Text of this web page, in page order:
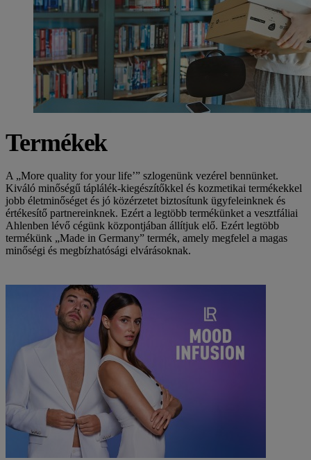
Termékek
A „More quality for your life’” szlogenünk vezérel bennünket.
Kiváló minőségű táplálék-kiegészítőkkel és kozmetikai termékekkel
jobb életminőséget és jó közérzetet biztosítunk ügyfeleinknek és
értékesítő partnereinknek. Ezért a legtöbb termékünket a vesztfáliai
Ahlenben lévő cégünk központjában állítjuk elő. Ezért legtöbb
termékünk „Made in Germany” termék, amely megfelel a magas
minőségi és megbízhatósági elvárásoknak.